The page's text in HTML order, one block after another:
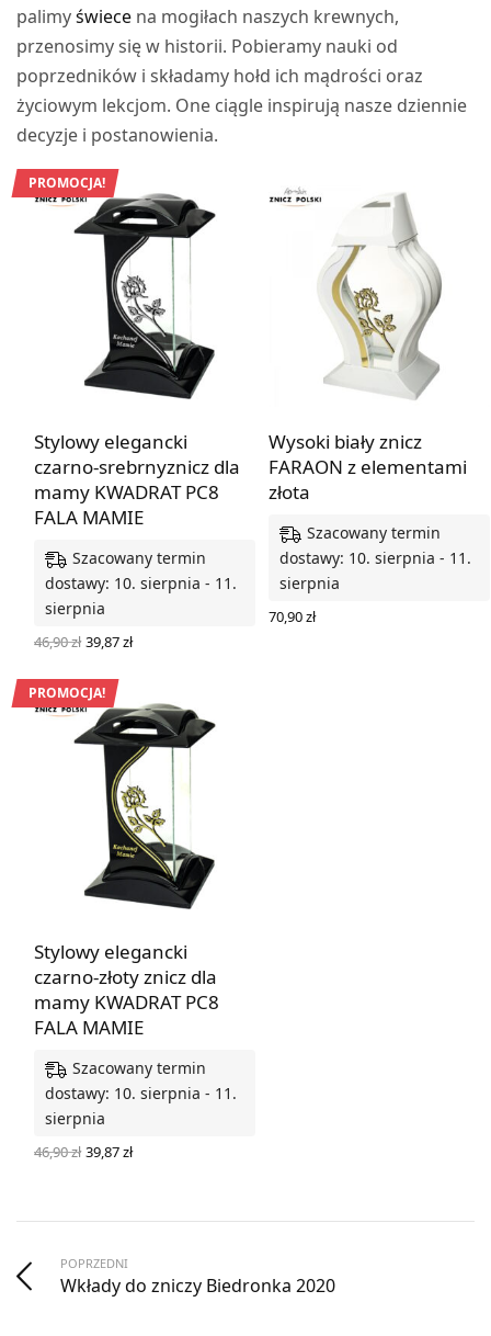
palimyświece na mogiłach naszych krewnych,
przenosimy się w historii. Pobieramy nauki od
poprzedników i składamy hołd ich mądrości oraz
życiowym lekcjom. One ciągle inspirują nasze dziennie
decyzje i postanowienia.
PROMOCJA!
Stylowy elegancki
czarno-srebrnyznicz dla
mamy KWADRAT PC8
FALA MAMIE
Szacowany termin
dostawy: 10. sierpnia - 11.
sierpnia
46,90zł Pierwotna
cena
wynosiła:
46,90 zł.
39,87złAktualna
Wysoki biały znicz
FARAON z elementami
złota
Szacowany termin
dostawy: 10. sierpnia - 11.
sierpnia
70,90zł
PROMOCJA!
Stylowy elegancki
czarno-złoty znicz dla
mamy KWADRAT PC8
FALA MAMIE
Szacowany termin
dostawy: 10. sierpnia - 11.
sierpnia
46,90zł Pierwotna
cena
39,87złAktualna
POPRZEDNI
Wkłady do zniczy Biedronka 2020